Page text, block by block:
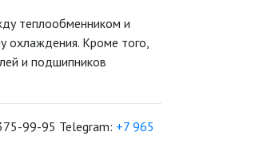
теплообменником и
охлаждения. Кроме того,
и подшипников
99-95 Telegram: +7 965